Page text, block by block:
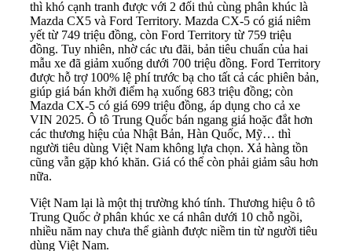
thì khó cạnh tranh được với 2 đối thủ cùng phân khúc là
Mazda CX5 và Ford Territory. Mazda CX-5 có giá niêm
yết từ 749 triệu đồng, còn Ford Territory từ 759 triệu
đồng. Tuy nhiên, nhờ các ưu đãi, bản tiêu chuẩn của hai
mẫu xe đã giảm xuống dưới 700 triệu đồng. Ford Territory
được hỗ trợ 100% lệ phí trước bạ cho tất cả các phiên bản,
giúp giá bán khởi điểm hạ xuống 683 triệu đồng; còn
Mazda CX-5 có giá 699 triệu đồng, áp dụng cho cả xe
VIN 2025. Ô tô Trung Quốc bán ngang giá hoặc đắt hơn
các thương hiệu của Nhật Bản, Hàn Quốc, Mỹ… thì
người tiêu dùng Việt Nam không lựa chọn. Xả hàng tồn
cũng vẫn gặp khó khăn. Giá có thể còn phải giảm sâu hơn
nữa.
Việt Nam lại là một thị trường khó tính. Thương hiệu ô tô
Trung Quốc ở phân khúc xe cá nhân dưới 10 chỗ ngồi,
nhiều năm nay chưa thể giành được niềm tin từ người tiêu
dùng Việt Nam.